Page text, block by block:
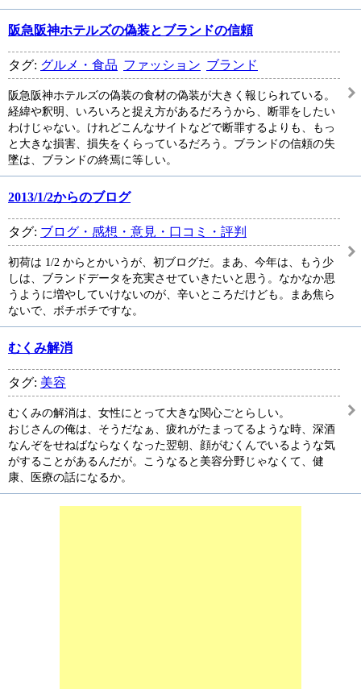
阪急阪神ホテルズの偽装とブランドの信頼
タグ: グルメ・食品 ファッション ブランド
阪急阪神ホテルズの偽装の食材の偽装が大きく報じられている。
経緯や釈明、いろいろと捉え方があるだろうから、断罪をしたい
わけじゃない。けれどこんなサイトなどで断罪するよりも、もっ
と大きな損害、損失をくらっているだろう。ブランドの信頼の失
墜は、ブランドの終焉に等しい。
2013/1/2からのブログ
タグ: ブログ・感想・意見・口コミ・評判
初荷は 1/2 からとかいうが、初ブログだ。まあ、今年は、もう少
しは、ブランドデータを充実させていきたいと思う。なかなか思
うように増やしていけないのが、辛いところだけども。まあ焦ら
ないで、ボチボチですな。
むくみ解消
タグ: 美容
むくみの解消は、女性にとって大きな関心ごとらしい。
おじさんの俺は、そうだなぁ、疲れがたまってるような時、深酒
なんぞをせねばならなくなった翌朝、顔がむくんでいるような気
がすることがあるんだが。こうなると美容分野じゃなくて、健
康、医療の話になるか。